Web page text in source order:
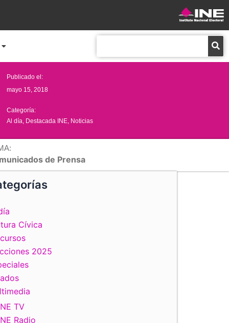
Publicado el:
mayo 15, 2018
Categoría:
Al día Destacada INE Noticias
de Prensa
Cívica
2025
TV
Radio